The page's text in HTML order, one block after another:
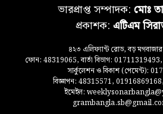
ভারপ্রাপ্ত সম্পাদক: মোঃ
প্রকাশক: এটিএম
৪২৩ এলিফ্যান্ট রোড, বড়
ফোন: 48319065, বার্তা বিভাগ:
সার্কুলেশন ও বিকাশ (পেমেন্ট):
বিজ্ঞাপন: 48315571,
ইমেইল: